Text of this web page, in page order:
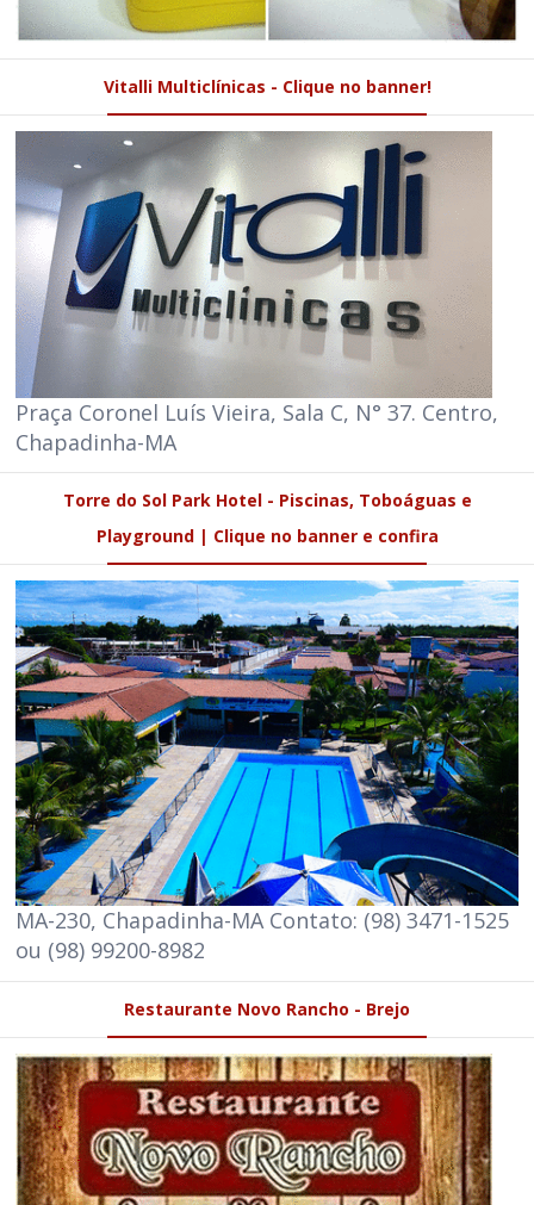
Vitalli Multiclínicas - Clique no banner!
Praça Coronel Luís Vieira, Sala C, N° 37. Centro,
Chapadinha-MA
Torre do Sol Park Hotel - Piscinas, Toboáguas e
Playground | Clique no banner e confira
MA-230, Chapadinha-MA Contato: (98) 3471-1525
ou (98) 99200-8982
Restaurante Novo Rancho - Brejo